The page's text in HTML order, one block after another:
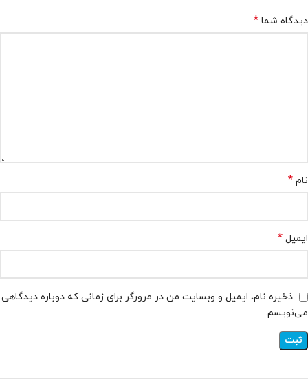
دیدگاه شما *
نام *
ایمیل *
ذخیره نام، ایمیل و وبسایت من در مرورگر برای زمانی که دوباره دیدگاهی
می‌نویسم.